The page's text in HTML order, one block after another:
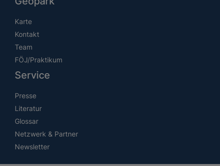
Karte
Kontakt
Team
FÖJ/Praktikum
Service
Presse
Literatur
Glossar
Netzwerk & Partner
Newsletter